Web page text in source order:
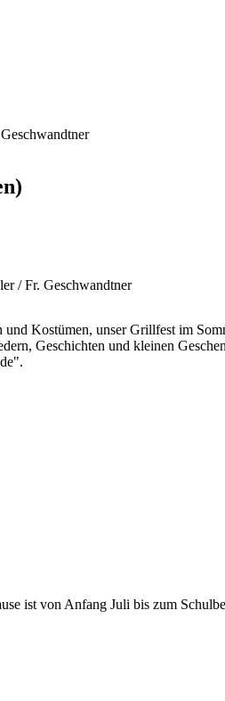
/ Fr. Geschwandtner
Kostümen, unser Grillfest im
Geschichten und kleinen
ist von Anfang Juli bis zum